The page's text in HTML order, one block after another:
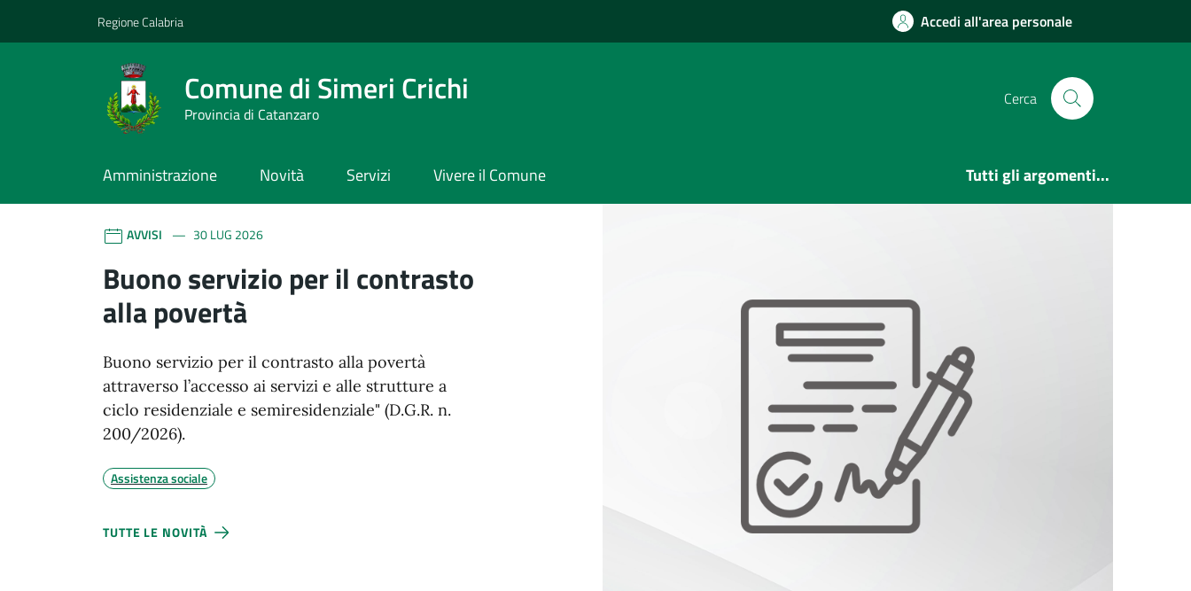
Regione Calabria Accedi all'area personale
Comune di Simeri Crichi
Provincia di Catanzaro
Cerca
Amministrazione Novità Servizi Vivere il Comune Tutti gli argomenti...
Comune di Simeri Crichi
Contenuti in evidenza
AVVISI 30 LUG 2026
Buono servizio per il contrasto
alla povertà
Buono servizio per il contrasto alla povertà
attraverso l’accesso ai servizi e alle strutture a
ciclo residenziale e semiresidenziale" (D.G.R. n.
200/2026).
Assistenza sociale
TUTTE LE NOVITÀ